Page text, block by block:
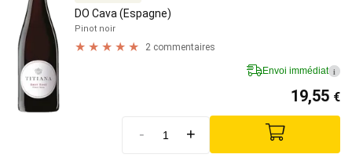
DO Cava (Espagne)
Pinot noir
2 commentaires
Envoi immédiat i
19,55 €
- +